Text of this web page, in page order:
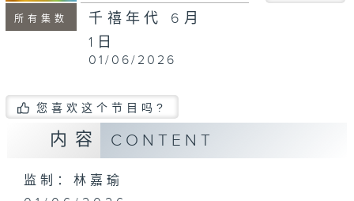
所有集数
千禧年代 6月
1日
01/06/2026
您喜欢这个节目吗?
内容 CONTENT
监制：林嘉瑜